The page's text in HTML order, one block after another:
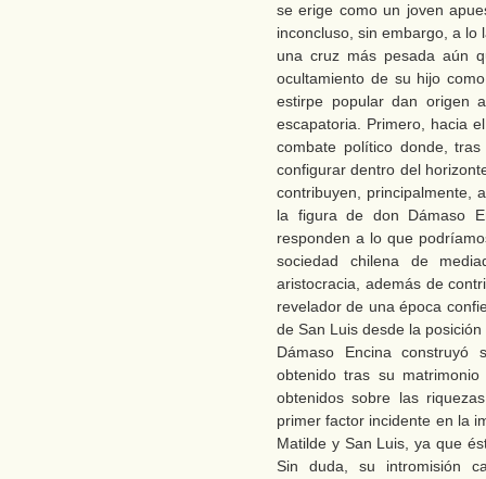
se erige como un joven
inconcluso, sin embargo, a lo
una cruz más pesada aún
ocultamiento de su hijo
estirpe popular dan origen
escapatoria. Primero, hacia
combate político donde,
configurar dentro del
contribuyen, principalmente,
la figura de don Dámaso
responden a lo que
sociedad chilena de
aristocracia, además de
revelador de una época
de San Luis desde la
Dámaso Encina construyó
obtenido tras su
obtenidos sobre las
primer factor incidente en la
Matilde y San Luis, ya que
Sin duda, su intromisión